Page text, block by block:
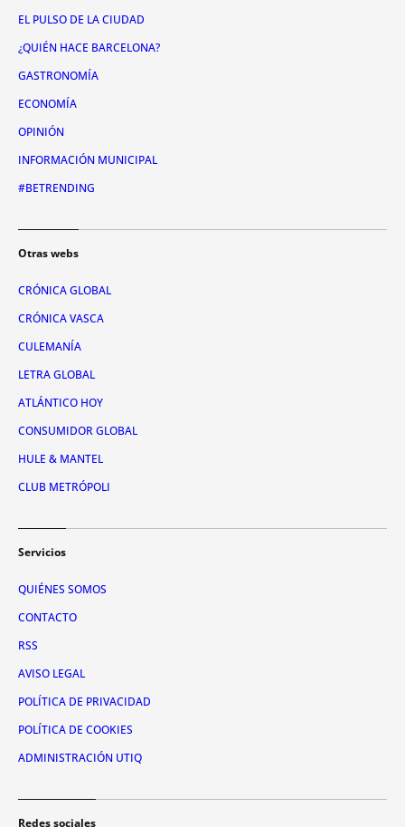
EL PULSO DE LA CIUDAD
¿QUIÉN HACE BARCELONA?
GASTRONOMÍA
ECONOMÍA
OPINIÓN
INFORMACIÓN MUNICIPAL
#BETRENDING
Otras webs
CRÓNICA GLOBAL
CRÓNICA VASCA
CULEMANÍA
LETRA GLOBAL
ATLÁNTICO HOY
CONSUMIDOR GLOBAL
HULE & MANTEL
CLUB METRÓPOLI
Servicios
QUIÉNES SOMOS
CONTACTO
RSS
AVISO LEGAL
POLÍTICA DE PRIVACIDAD
POLÍTICA DE COOKIES
ADMINISTRACIÓN UTIQ
Redes sociales